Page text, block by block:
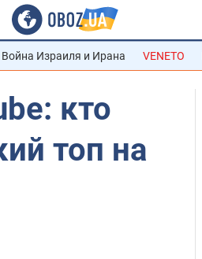
Война Израиля и Ирана VENETO
кто
топ на